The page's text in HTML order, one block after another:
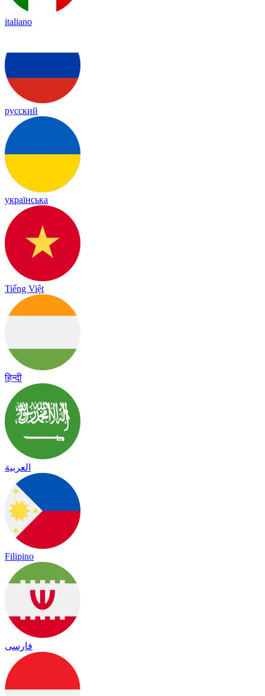
italiano
русский
українська
Tiếng Việt
हिन्दी
العربية
Filipino
فارسی